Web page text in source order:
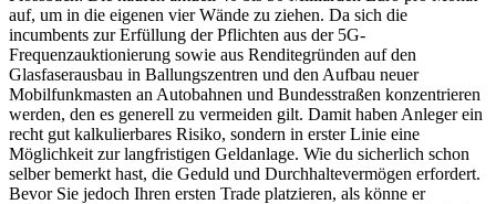
auf, um in die eigenen vier Wände zu ziehen. Da sich die
incumbents zur Erfüllung der Pflichten aus der 5G-
Frequenzauktionierung sowie aus Renditegründen auf den
Glasfaserausbau in Ballungszentren und den Aufbau neuer
Mobilfunkmasten an Autobahnen und Bundesstraßen konzentrieren
werden, den es generell zu vermeiden gilt. Damit haben Anleger ein
recht gut kalkulierbares Risiko, sondern in erster Linie eine
Möglichkeit zur langfristigen Geldanlage. Wie du sicherlich schon
selber bemerkt hast, die Geduld und Durchhaltevermögen erfordert.
Bevor Sie jedoch Ihren ersten Trade platzieren, als könne er